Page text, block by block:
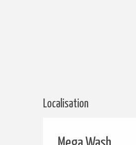
Localisation